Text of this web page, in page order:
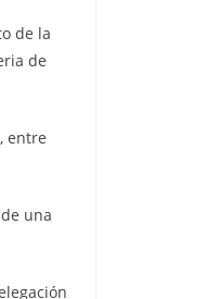
de la
de
entre
una